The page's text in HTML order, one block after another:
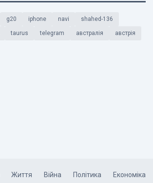
g20 iphone navi shahed-136
taurus telegram австралія австрія
Життя Війна Політика Економіка